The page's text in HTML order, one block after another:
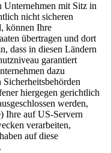
Unternehmen mit Sitz in
nicht sicheren
können Ihre
übertragen und dort
dass in diesen Ländern
garantiert
dazu
hiergegen gerichtlich
werden,
Ihre auf US-Servern
verarbeiten,
auf diese